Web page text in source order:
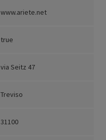
www.ariete.net
true
via Seitz 47
Treviso
31100